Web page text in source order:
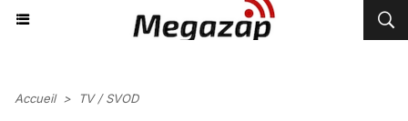
Accueil > TV / SVOD